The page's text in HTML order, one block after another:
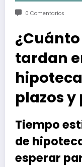
0 Comentarios
tardan
plazos y
Tiempo
de
esperar